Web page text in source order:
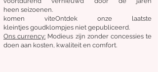
heen seizoenen.
komen viteOntdek onze laatste
kleintjes goudklompjes niet gepubliceerd.
Ons currency: Modieus zijn zonder concessies te
doen aan kosten, kwaliteit en comfort.